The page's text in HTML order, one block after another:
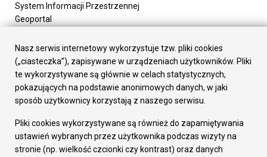
System Informacji Przestrzennej
Geoportal
Załatw sprawę
Prezydent Miasta
Rada Miasta
Wydziały
Elektroniczna Skrzynka Podawcza
Gospodarka
Fundusze europejskie
Środki krajowe
Nasz serwis internetowy wykorzystuje tzw. pliki cookies
(„ciasteczka”), zapisywane w urządzeniach użytkowników. Pliki
te wykorzystywane są głównie w celach statystycznych,
pokazujących na podstawie anonimowych danych, w jaki
sposób użytkownicy korzystają z naszego serwisu.
Pliki cookies wykorzystywane są również do zapamiętywania
ustawień wybranych przez użytkownika podczas wizyty na
stronie (np. wielkość czcionki czy kontrast) oraz danych